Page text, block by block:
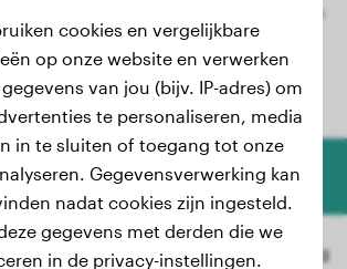
nauwkeurig berekenen. Of u nu een
Collie-puppy heeft of uw jonge
gebruiksvriendelijke tool biedt
Gewicht Calculator
kg
cookies en vergelijkbare
op onze website en verwerken
van jou (bijv. IP-adres) om
te personaliseren, media
in te sluiten of toegang tot onze
Gegevensverwerking kan
nadat cookies zijn ingesteld.
gegevens met derden die we
in de privacy-instellingen.